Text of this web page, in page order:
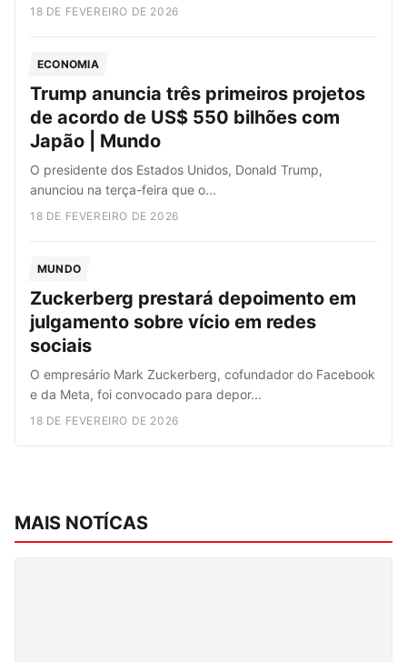
18 DE FEVEREIRO DE 2026
ECONOMIA
Trump anuncia três primeiros projetos
de acordo de US$ 550 bilhões com
Japão | Mundo
O presidente dos Estados Unidos, Donald Trump,
anunciou na terça-feira que o...
18 DE FEVEREIRO DE 2026
MUNDO
Zuckerberg prestará depoimento em
julgamento sobre vício em redes
sociais
O empresário Mark Zuckerberg, cofundador do Facebook
e da Meta, foi convocado para depor...
18 DE FEVEREIRO DE 2026
MAIS NOTÍCAS